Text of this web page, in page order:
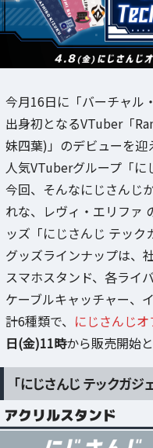
今月16日に「バーチャル
出身初となるVTuber「
妹四葉)」のデビューを
人気VTuberグループ「に
今回、そんなにじさんじ
れな、レヴィ・エリファ
ッズ「にじさんじ テック
グッズラインナップは、
スマホスタンド、各ライ
ケーブルキャッチャー、
計6種類で、 にじさんじ
日(金)11時から販売開始と
「にじさんじ テックガジ
アクリルスタンド